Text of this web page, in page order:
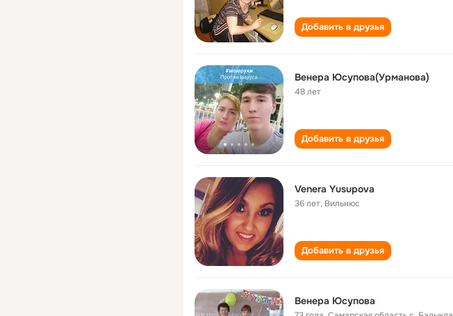
Добавить в друзья
Венера Юсупова(Урманова)
48 лет
Добавить в друзья
Venera Yusupova
36 лет, Вильнюс
Добавить в друзья
Венера Юсупова